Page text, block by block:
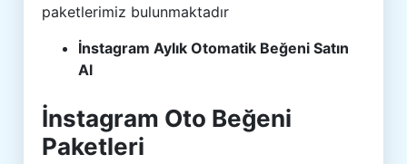
paketlerimiz bulunmaktadır
İnstagram Aylık Otomatik Beğeni Satın
Al
İnstagram Oto Beğeni
Paketleri